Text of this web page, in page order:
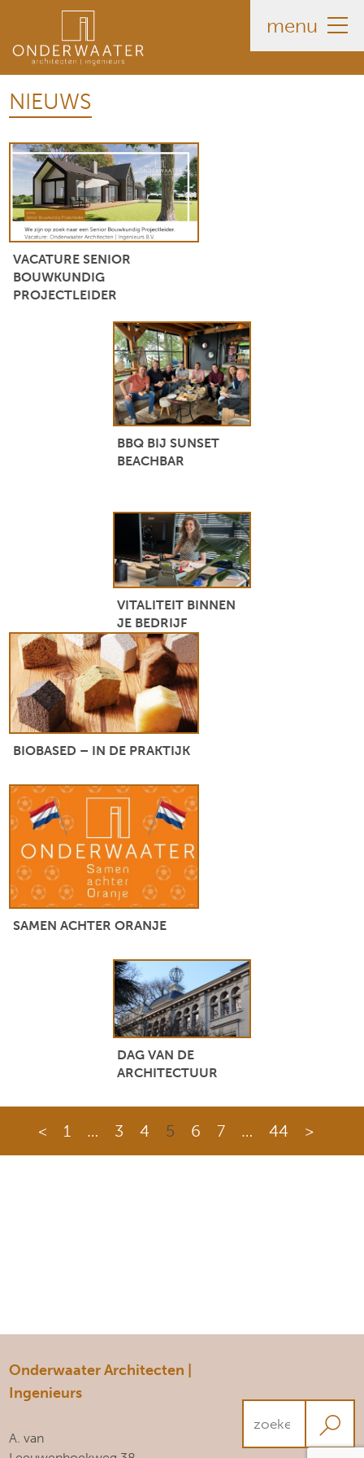
menu
NIEUWS
VACATURE SENIOR
BOUWKUNDIG
PROJECTLEIDER
BBQ BIJ SUNSET
BEACHBAR
VITALITEIT BINNEN
JE BEDRIJF
BIOBASED – IN DE PRAKTIJK
SAMEN ACHTER ORANJE
DAG VAN DE
ARCHITECTUUR
< 1 … 3 4 5 6 7 … 44 >
Onderwaater Architecten |
Ingenieurs
A. van